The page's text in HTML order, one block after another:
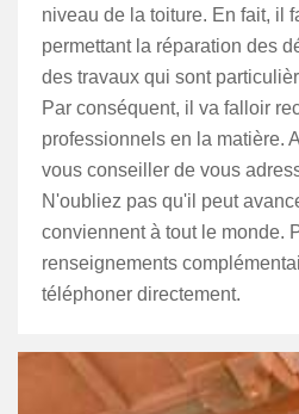
niveau de la toiture. En fait, il
permettant la réparation des
des travaux qui sont
Par conséquent, il va falloir
professionnels en la matière.
vous conseiller de vous
N'oubliez pas qu'il peut
conviennent à tout le monde.
renseignements
téléphoner directement.